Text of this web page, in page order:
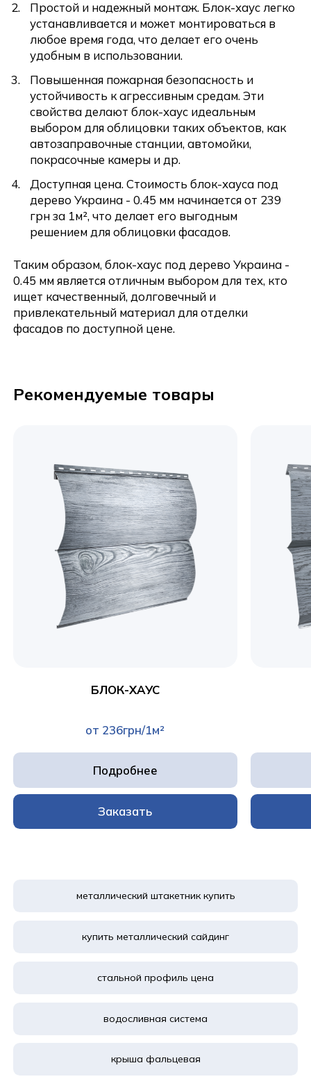
Простой и надежный монтаж. Блок-хаус легко
устанавливается и может монтироваться в
любое время года, что делает его очень
удобным в использовании.
Повышенная пожарная безопасность и
устойчивость к агрессивным средам. Эти
свойства делают блок-хаус идеальным
выбором для облицовки таких объектов, как
автозаправочные станции, автомойки,
покрасочные камеры и др.
Доступная цена. Стоимость блок-хауса под
дерево Украина - 0.45 мм начинается от 239
грн за 1м², что делает его выгодным
решением для облицовки фасадов.
Таким образом, блок-хаус под дерево Украина -
0.45 мм является отличным выбором для тех, кто
ищет качественный, долговечный и
привлекательный материал для отделки
фасадов по доступной цене.
Рекомендуемые товары
БЛОК-ХАУС
от 236грн/1м²
Подробнее
Заказать
металлический штакетник купить
купить металлический сайдинг
стальной профиль цена
водосливная система
крыша фальцевая
Отправить